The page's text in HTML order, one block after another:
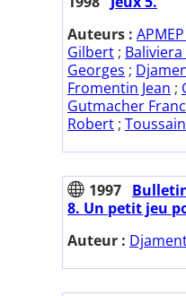
Auteurs :
Gilbert ; Baliviera
Georges ;
Fromentin Jean ;
Gutmacher
Robert ;
1997
8. Un petit jeu
Auteur :